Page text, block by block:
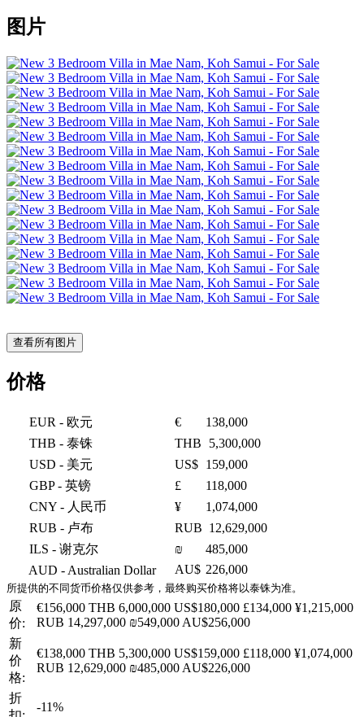
图片
查看所有图片
价格
EUR - 欧元 €
138,000
THB - 泰铢 THB
5,300,000
USD - 美元 US$ 159,000
GBP- 英镑 £
118,000
CNY - 人民币 ¥
1,074,000
RUB - 卢布 RUB 12,629,000
ILS - 谢克尔 ₪
485,000
AUD - Australian Dollar AU$ 226,000
所提供的不同货币价格仅供参考，最终购买价格将以泰铢为准。
原
价:
€156,000 THB 6,000,000 US$180,000 £134,000 ¥1,215,000
RUB 14,297,000 ₪549,000 AU$256,000
新
价
格:
€138,000 THB 5,300,000 US$159,000 £118,000 ¥1,074,000
RUB 12,629,000 ₪485,000 AU$226,000
折
-11%